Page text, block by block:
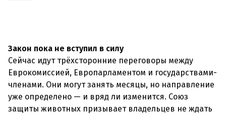
Закон пока не вступил в силу
Сейчас идут трёхсторонние переговоры между
Еврокомиссией, Европарламентом и государствами-
членами. Они могут занять месяцы, но направление
уже определено — и вряд ли изменится. Союз
защиты животных призывает владельцев не ждать